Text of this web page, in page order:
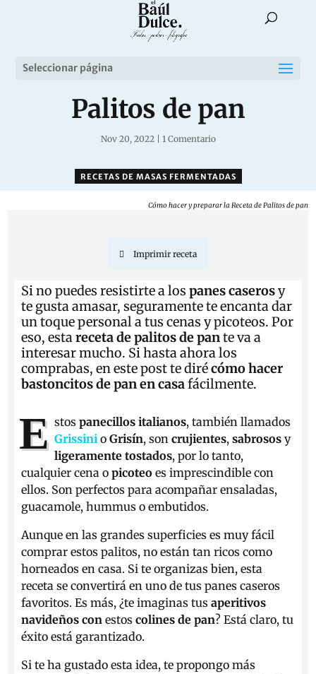
Seleccionar página
Palitos de pan
Nov 20, 2022| 1 Comentario
RECETAS DE MASAS FERMENTADAS
Cómo hacer y preparar la Receta de Palitos de pan
Imprimir receta
Si no puedes resistirte a lospanes caserosy
te gusta amasar, seguramente te encanta dar
un toque personal a tus cenas y picoteos. Por
eso, estareceta de palitos de pante va a
interesar mucho. Si hasta ahora los
comprabas, en este post te dirécómo hacer
bastoncitos de pan en casafácilmente.
E stos panecillos italianos, también llamados
Grissinio Grisín, son crujientes,sabrosos y
ligeramentetostados, por lo tanto,
cualquier cena opicoteoes imprescindible con
ellos. Son perfectos para acompañar ensaladas,
guacamole, hummus o embutidos.
Aunque en las grandes superficies es muy fácil
comprar estos palitos, no están tan ricos como
horneados en casa. Si te organizas bien, esta
receta se convertirá en uno de tus panes caseros
favoritos. Es más, ¿te imaginas tusaperitivos
navideños conestos colines de pan? Está claro, tu
éxito está garantizado.
Si te ha gustado esta idea, te propongo más